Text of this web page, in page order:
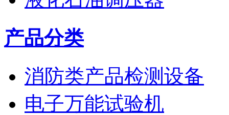
产品分类
消防类产品检测设备
电子万能试验机